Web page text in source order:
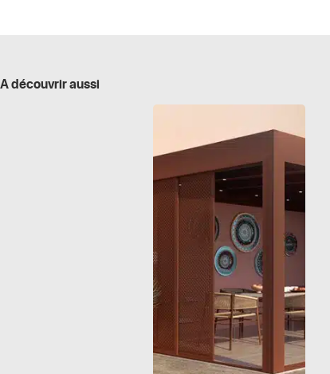
A découvrir aussi